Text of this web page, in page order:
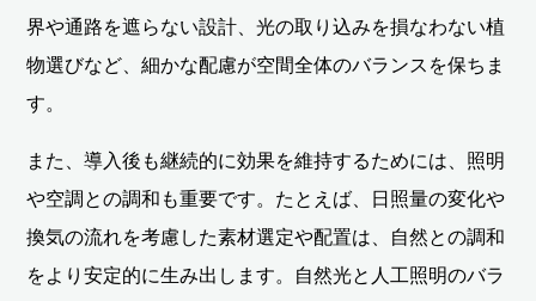
界や通路を遮らない設計、光の取り込みを損なわない植
物選びなど、細かな配慮が空間全体のバランスを保ちま
す。
また、導入後も継続的に効果を維持するためには、照明
や空調との調和も重要です。たとえば、日照量の変化や
換気の流れを考慮した素材選定や配置は、自然との調和
をより安定的に生み出します。自然光と人工照明のバラ